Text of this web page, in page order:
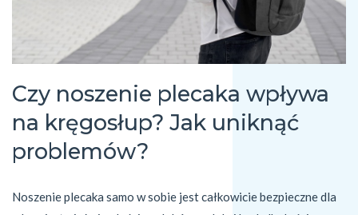
Czy noszenie plecaka wpływa
na kręgosłup? Jak uniknąć
problemów?
Noszenie plecaka samo w sobie jest całkowicie bezpieczne dla